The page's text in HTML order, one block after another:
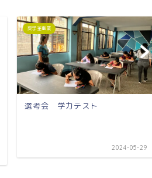
奨学金事業
選考会 学力テスト
2024-05-29